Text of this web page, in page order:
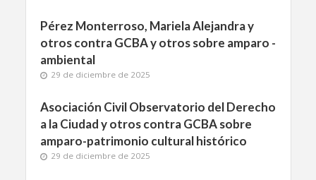
Pérez Monterroso, Mariela Alejandra y
otros contra GCBA y otros sobre amparo -
ambiental
29 de diciembre de 2025
Asociación Civil Observatorio del Derecho
a la Ciudad y otros contra GCBA sobre
amparo-patrimonio cultural histórico
29 de diciembre de 2025